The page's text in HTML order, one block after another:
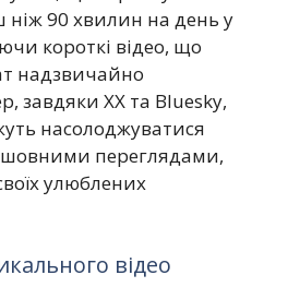
ніж 90 хвилин на день у
короткі відео, що
надзвичайно
завдяки XX та Bluesky,
насолоджуватися
переглядами,
улюблених
відео